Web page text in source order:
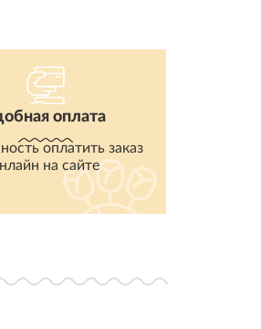
оплата
оплатить заказ
на сайте